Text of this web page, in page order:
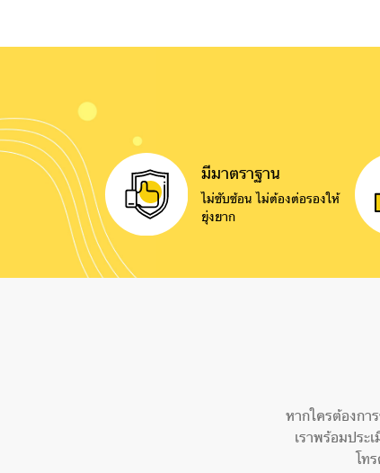
มีมาตราฐาน
ไม่ซับซ้อน ไม่ต้องต่อรองให้
ยุ่งยาก
หากใครต้องกา
เราพร้อมปร
โท